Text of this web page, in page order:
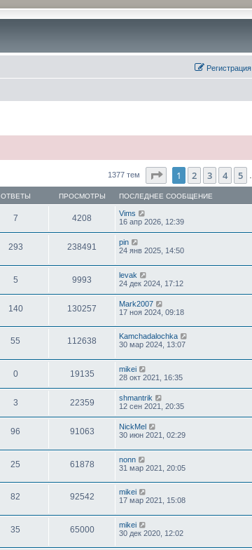
Регистрация
1377 тем Страница1 из 40
1 2 3 4 5
ОТВЕТЫ ПРОСМОТРЫ ПОСЛЕДНЕЕ СООБЩЕНИЕ
7 4208
Vims
16 апр 2026, 12:39
293 238491
pin
24 янв 2025, 14:50
5 9993
levak
24 дек 2024, 17:12
140 130257
Mark2007
17 ноя 2024, 09:18
55 112638
Kamchadalochka
30 мар 2024, 13:07
0 19135
mikei
28 окт 2021, 16:35
3 22359
shmantrik
12 сен 2021, 20:35
96 91063
NickMel
30 июн 2021, 02:29
25 61878
nonn
31 мар 2021, 20:05
82 92542
mikei
17 мар 2021, 15:08
35 65000
mikei
30 дек 2020, 12:02